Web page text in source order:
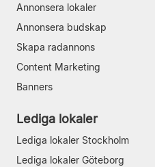
Annonsera lokaler
Annonsera budskap
Skapa radannons
Content Marketing
Banners
Lediga lokaler
Lediga lokaler Stockholm
Lediga lokaler Göteborg